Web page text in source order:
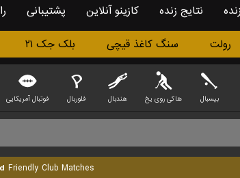
نتایج زنده کازینو آنلاین پشتیبانی
رولت سنگ کاغذ قیچی بلک جک ۲۱
بیسبال هاکی روی یخ هندبال فلوربال فوتبال آمریکایی
Friendly Club Matches